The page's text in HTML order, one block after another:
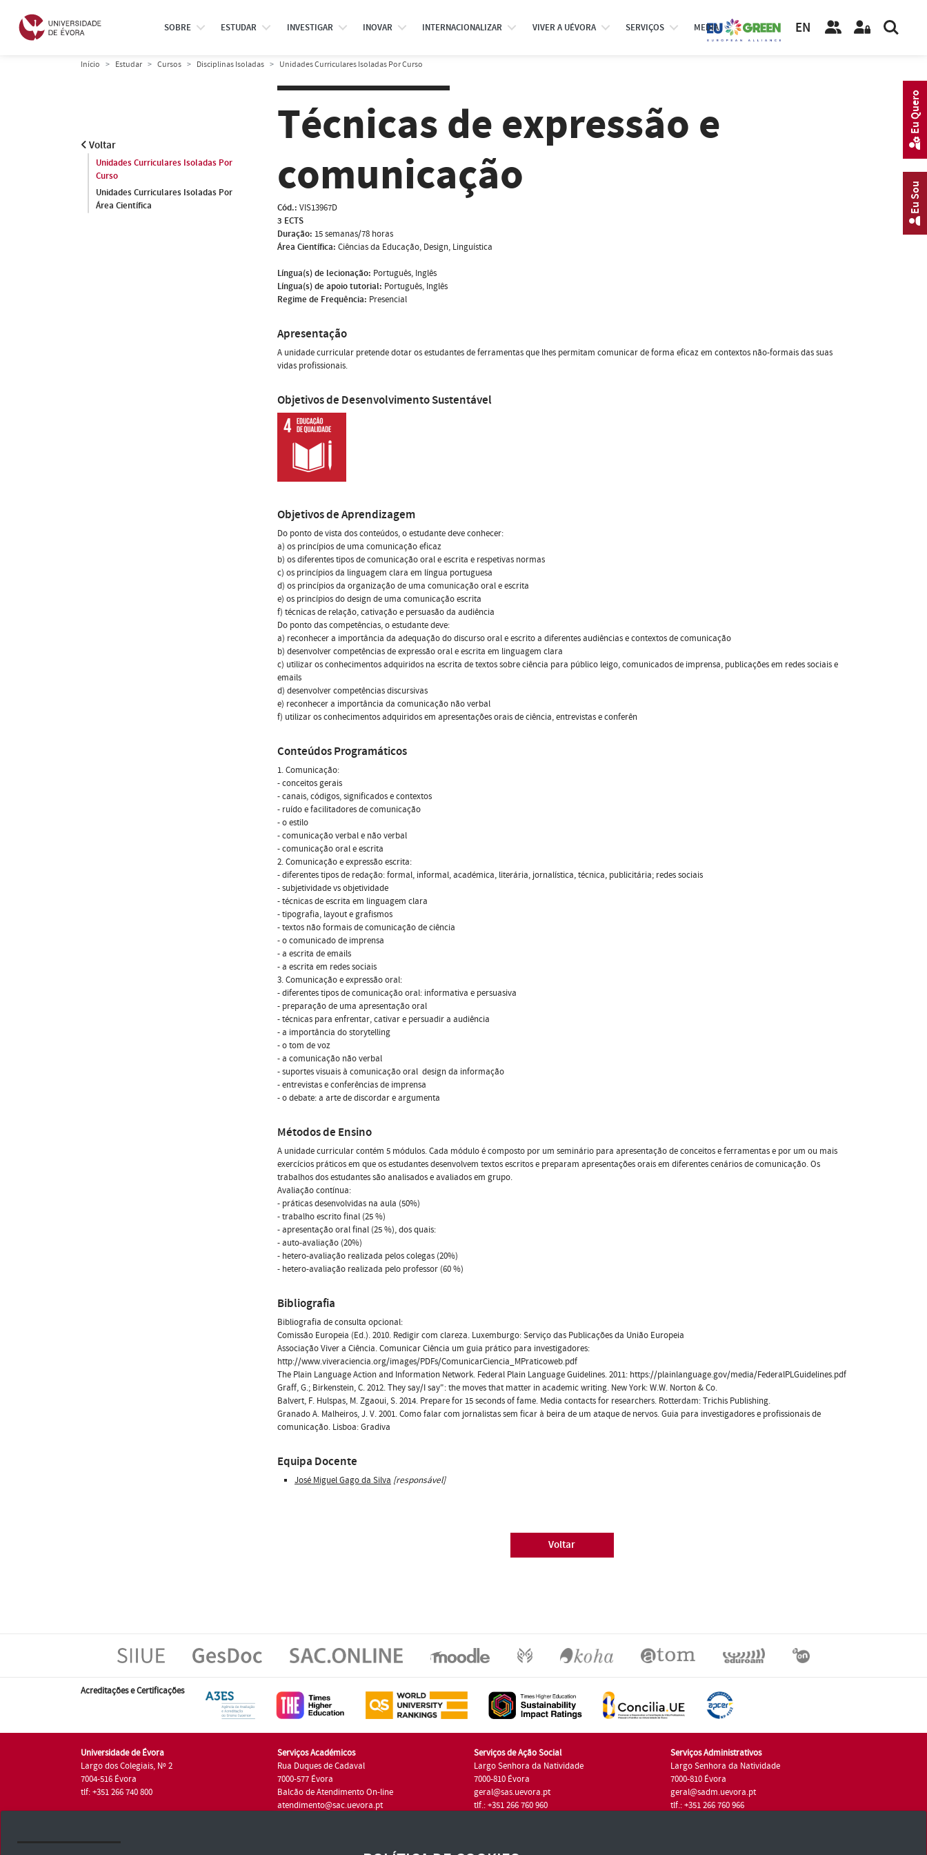
SOBRE ESTUDAR INVESTIGAR INOVAR INTERNACIONALIZAR VIVER A UÉVORA SERVIÇOS MEDIA EN
Início Estudar Cursos Disciplinas Isoladas Unidades Curriculares Isoladas Por Curso
Voltar
Unidades Curriculares Isoladas Por
Curso
Unidades Curriculares Isoladas Por
Área Científica
Técnicas de expressão e
comunicação
Cód.: VIS13967D
3 ECTS
Duração: 15 semanas/78 horas
Área Científica: Ciências da Educação, Design, Linguística
Língua(s) de lecionação: Português, Inglês
Língua(s) de apoio tutorial: Português, Inglês
Regime de Frequência: Presencial
Apresentação
A unidade curricular pretende dotar os estudantes de ferramentas que lhes permitam comunicar de forma eficaz em contextos não-formais das suas
vidas profissionais.
Objetivos de Desenvolvimento Sustentável
Objetivos de Aprendizagem
Do ponto de vista dos conteúdos, o estudante deve conhecer:
a) os princípios de uma comunicação eficaz
b) os diferentes tipos de comunicação oral e escrita e respetivas normas
c) os princípios da linguagem clara em língua portuguesa
d) os princípios da organização de uma comunicação oral e escrita
e) os princípios do design de uma comunicação escrita
f) técnicas de relação, cativação e persuasão da audiência
Do ponto das competências, o estudante deve:
a) reconhecer a importância da adequação do discurso oral e escrito a diferentes audiências e contextos de comunicação
b) desenvolver competências de expressão oral e escrita em linguagem clara
c) utilizar os conhecimentos adquiridos na escrita de textos sobre ciência para público leigo, comunicados de imprensa, publicações em redes sociais e
emails
d) desenvolver competências discursivas
e) reconhecer a importância da comunicação não verbal
f) utilizar os conhecimentos adquiridos em apresentações orais de ciência, entrevistas e conferên
Conteúdos Programáticos
1. Comunicação:
- conceitos gerais
- canais, códigos, significados e contextos
- ruído e facilitadores de comunicação
- o estilo
- comunicação verbal e não verbal
- comunicação oral e escrita
2. Comunicação e expressão escrita:
- diferentes tipos de redação: formal, informal, académica, literária, jornalística, técnica, publicitária; redes sociais
- subjetividade vs objetividade
- técnicas de escrita em linguagem clara
- tipografia, layout e grafismos
- textos não formais de comunicação de ciência
- o comunicado de imprensa
- a escrita de emails
- a escrita em redes sociais
3. Comunicação e expressão oral:
- diferentes tipos de comunicação oral: informativa e persuasiva
- preparação de uma apresentação oral
- técnicas para enfrentar, cativar e persuadir a audiência
- a importância do storytelling
- o tom de voz
- a comunicação não verbal
- suportes visuais à comunicação oral  design da informação
- entrevistas e conferências de imprensa
- o debate: a arte de discordar e argumenta
Métodos de Ensino
A unidade curricular contém 5 módulos. Cada módulo é composto por um seminário para apresentação de conceitos e ferramentas e por um ou mais
exercícios práticos em que os estudantes desenvolvem textos escritos e preparam apresentações orais em diferentes cenários de comunicação. Os
trabalhos dos estudantes são analisados e avaliados em grupo.
Avaliação contínua:
- práticas desenvolvidas na aula (50%)
- trabalho escrito final (25 %)
- apresentação oral final (25 %), dos quais:
- auto-avaliação (20%)
- hetero-avaliação realizada pelos colegas (20%)
- hetero-avaliação realizada pelo professor (60 %)
Bibliografia
Bibliografia de consulta opcional:
Comissão Europeia (Ed.). 2010. Redigir com clareza. Luxemburgo: Serviço das Publicações da União Europeia
Associação Viver a Ciência. Comunicar Ciência um guia prático para investigadores:
http://www.viveraciencia.org/images/PDFs/ComunicarCiencia_MPraticoweb.pdf
The Plain Language Action and Information Network. Federal Plain Language Guidelines. 2011: https://plainlanguage.gov/media/FederalPLGuidelines.pdf
Graff, G.; Birkenstein, C. 2012. They say/I say": the moves that matter in academic writing. New York: W.W. Norton & Co.
Balvert, F. Hulspas, M. Zgaoui, S. 2014. Prepare for 15 seconds of fame. Media contacts for researchers. Rotterdam: Trichis Publishing.
Granado A. Malheiros, J. V. 2001. Como falar com jornalistas sem ficar à beira de um ataque de nervos. Guia para investigadores e profissionais de
comunicação. Lisboa: Gradiva
Equipa Docente
José Miguel Gago da Silva [responsável]
Voltar
Acreditações e Certificações
Universidade de Évora
Largo dos Colegiais, Nº 2
7004-516 Évora
tlf: +351 266 740 800
Serviços Académicos
Rua Duques de Cadaval
7000-577 Évora
Balcão de Atendimento On-line
atendimento@sac.uevora.pt
Serviços de Ação Social
Largo Senhora da Natividade
7000-810 Évora
geral@sas.uevora.pt
tlf.: +351 266 760 960
Serviços Administrativos
Largo Senhora da Natividade
7000-810 Évora
geral@sadm.uevora.pt
tlf.: +351 266 760 966
Eu Sou
Eu Quero